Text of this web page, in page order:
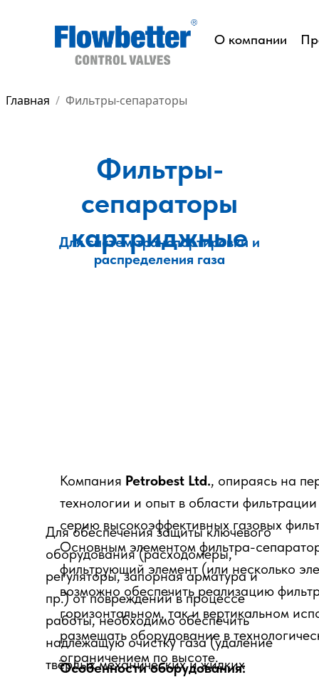
О компании
Главная Фильтры-сепараторы
Фильтры-
сепараторы
картриджные
Для систем транспортировки и
распределения газа
Для обеспечения защиты ключевого
оборудования (расходомеры,
регуляторы, запорная арматура и
пр.) от повреждений в процессе
работы, необходимо обеспечить
надлежащую очистку газа (удаление
твёрдых механических и жидких
Компания Petrobest Ltd., опираясь на
технологии и опыт в области
серию высокоэффективных газовых
Основным элементом фильтра-
фильтрующий элемент (или несколько
возможно обеспечить реализацию
горизонтальном, так и вертикальном
размещать оборудование в
ограничением по высоте.
Особенности оборудования: